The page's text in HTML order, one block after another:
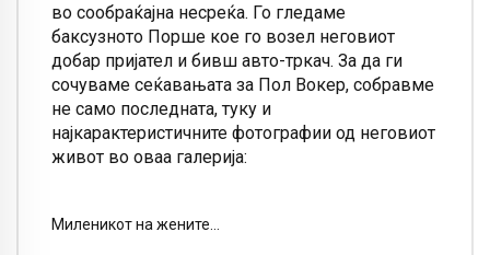
во сообраќајна несреќа. Го гледаме
баксузното Порше кое го возел неговиот
добар пријател и бивш авто-тркач. За да ги
сочуваме сеќавањата за Пол Вокер, собравме
не само последната, туку и
најкарактеристичните фотографии од неговиот
живот во оваа галерија:
Миленикот на жените…